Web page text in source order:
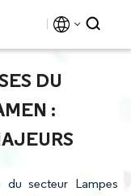
DU
:
secteur Lampes